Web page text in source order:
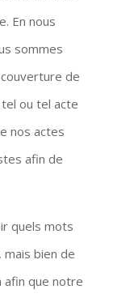
En nous
sommes
de
ou tel acte
nos actes
afin de
quels mots
bien de
afin que notre